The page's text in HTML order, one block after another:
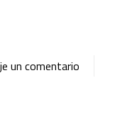
un comentario